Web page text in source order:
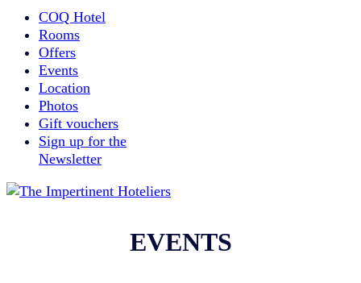
COQ Hotel
Rooms
Offers
Events
Location
Photos
Gift vouchers
Sign up for the
Newsletter
EVENTS